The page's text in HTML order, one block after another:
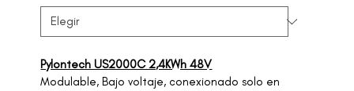
Pylontech US2000C 2,4KWh 48V
Modulable, Bajo voltaje, conexionado solo en